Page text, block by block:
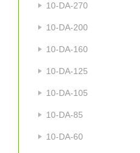
10-DA-270
10-DA-200
10-DA-160
10-DA-125
10-DA-105
10-DA-85
10-DA-60